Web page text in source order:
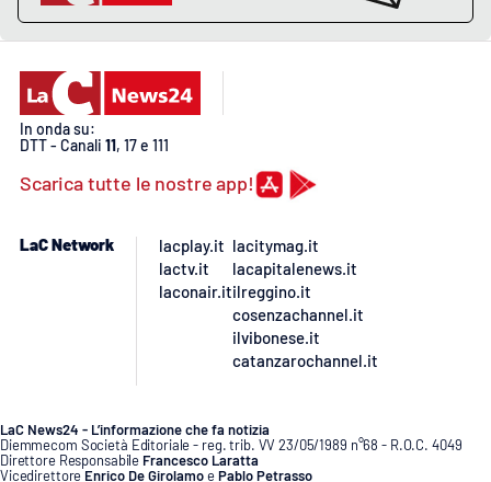
In onda su:
DTT - Canali 11, 17 e 111
Scarica tutte le nostre app!
LaC Network
lacplay.it
lactv.it
laconair.it
lacitymag.it
lacapitalenews.it
ilreggino.it
cosenzachannel.it
ilvibonese.it
catanzarochannel.it
LaC News24 - L’informazione che fa notizia
Diemmecom Società Editoriale - reg. trib. VV 23/05/1989 n°68 - R.O.C. 4049
Direttore Responsabile Francesco Laratta
Vicedirettore Enrico De GirolamoePablo Petrasso